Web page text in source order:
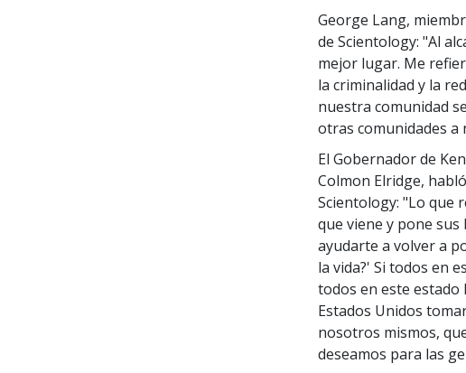
George Lang,
de Scientology: "Al
mejor lugar. Me
la criminalidad y la
nuestra comunidad
otras comunidades a
El Gobernador de
Colmon Elridge,
Scientology: "Lo que
que viene y pone
ayudarte a volver a
la vida?' Si todos en
todos en este estado
Estados Unidos
nosotros mismos,
deseamos para las